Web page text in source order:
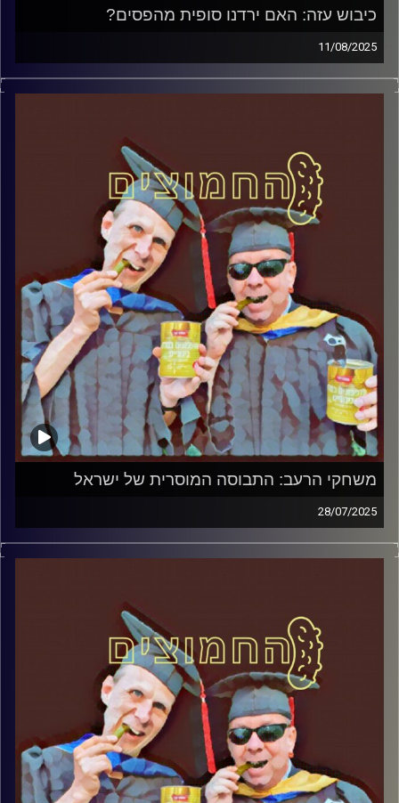
כיבוש עזה: האם ירדנו סופית מהפסים?
11/08/2025
המערכת הפוליטית על ספת הפסיכולוג, עם פרופסור בועז בן-
דוד ופרופסור גלעד הירשברגר
קרדיט תמונות:AudioVersity
משחקי הרעב: התבוסה המוסרית של ישראל
28/07/2025
המערכת הפוליטית על ספת הפסיכולוג, עם פרופסור בועז בן-
דוד ופרופסור גלעד הירשברגר
קרדיט תמונות:AudioVersity